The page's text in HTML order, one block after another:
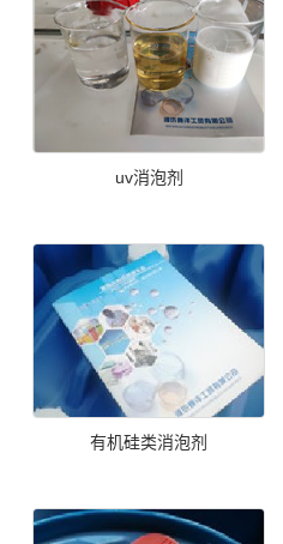
uv消泡剂
有机硅类消泡剂